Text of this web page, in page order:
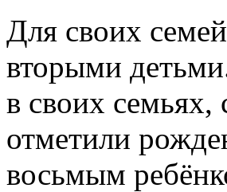
Для своих
вторыми
в своих
отметили
восьмым